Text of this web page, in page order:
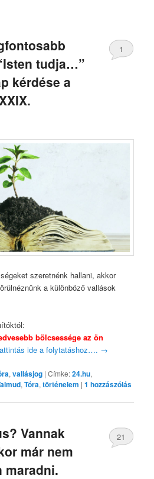
tudja…”
kérdése a
1
szeretnénk hallani, akkor
a különböző vallások
bölcsessége az ön
ide a folytatáshoz…. →
,vallásjog |Címke:24.hu,
,Tóra,történelem |1 hozzászólás
Vannak
már nem
maradni.
21